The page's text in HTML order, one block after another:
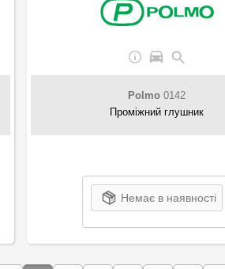
Polmo0142
Проміжний глушник
Немає в наявності